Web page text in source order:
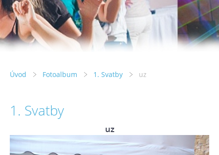
Úvod Fotoalbum 1. Svatby uz
1. Svatby
uz